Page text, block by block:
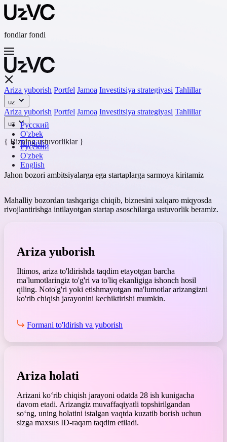
fondlar fondi
Ariza yuborish Portfel Jamoa Investitsiya strategiyasi Tahlillar
uz
Русский
O'zbek
English
Ariza yuborish Portfel Jamoa Investitsiya strategiyasi Tahlillar
uz
Русский
O'zbek
English
{ Bizning ustuvorliklar }
Jahon bozori ambitsiyalarga ega startaplarga sarmoya kiritamiz
Mahalliy bozordan tashqariga chiqib, biznesini xalqaro miqyosda
rivojlantirishga intilayotgan startap asoschilarga ustuvorlik beramiz.
Ariza yuborish
Iltimos, ariza to'ldirishda taqdim etayotgan barcha
ma'lumotlaringiz to'g'ri va to'liq ekanligiga ishonch hosil
qiling. Noto'g'ri yoki etishmayotgan ma'lumotlar arizangizni
ko'rib chiqish jarayonini kechiktirishi mumkin.
Formani to'ldirish va yuborish
Ariza holati
Arizani koʻrib chiqish jarayoni odatda 28 ish kunigacha
davom etadi. Arizangiz muvaffaqiyatli topshirilgandan
soʻng, uning holatini istalgan vaqtda kuzatib borish uchun
sizga maxsus ID-raqam taqdim etiladi.